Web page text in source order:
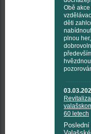
Obě
děti
plnou
60 letech